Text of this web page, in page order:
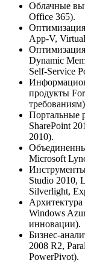
Облачные
Office 365).
App-V,
Dynamic
Self-Service
продукты
Портальные
SharePoint
2010).
Microsoft
Studio 2010,
Silverlight,
Windows
инновации).
Бизнес-
2008 R2,
PowerPivot).